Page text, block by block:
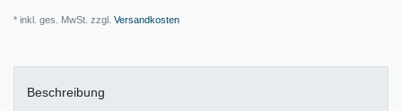
* inkl. ges. MwSt. zzgl. Versandkosten
Beschreibung